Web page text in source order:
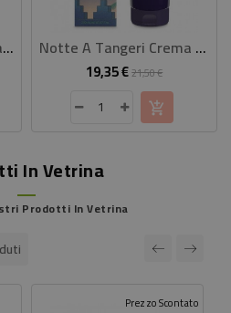
ORO Exenthia Mediterranea Eau De Parfum 10 Ml Notte A Tangeri Crema Profumata Per Il Corpo 200 Ml
19,35 €Prezzo
base
21,50 €Prezzo
In Vetrina
Prodotti In Vetrina
Prezzo Scontato